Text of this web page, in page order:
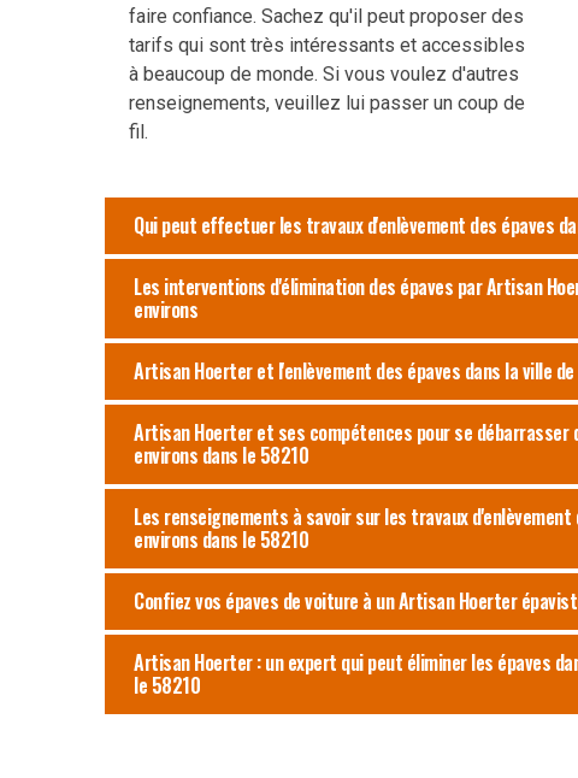
faire confiance. Sachez qu'il peut proposer des
tarifs qui sont très intéressants et accessibles
à beaucoup de monde. Si vous voulez d'autres
renseignements, veuillez lui passer un coup de
fil.
Qui peut effectuer les travaux d'enlèvement des épaves
Les interventions d'élimination des épaves par Artisan
environs
Artisan Hoerter et l'enlèvement des épaves dans la ville
Artisan Hoerter et ses compétences pour se débarrasser
environs dans le 58210
Les renseignements à savoir sur les travaux
environs dans le 58210
Confiez vos épaves de voiture à un Artisan Hoerter
Artisan Hoerter : un expert qui peut éliminer les épaves
le 58210